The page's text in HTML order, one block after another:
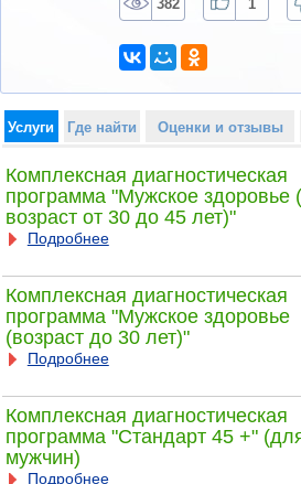
382 1
Услуги Где найти Оценки и отзывы
Комплексная диагностическая
программа "Мужское здоровье (
возраст от 30 до 45 лет)"
Подробнее
Комплексная диагностическая
программа "Мужское здоровье
(возраст до 30 лет)"
Подробнее
Комплексная диагностическая
программа "Стандарт 45 +"
мужчин)
Подробнее